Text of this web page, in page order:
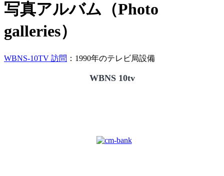
写真アルバム（Photo
galleries）
WBNS-10TV 訪問 ：1990年のテレビ局設備
WBNS 10tv